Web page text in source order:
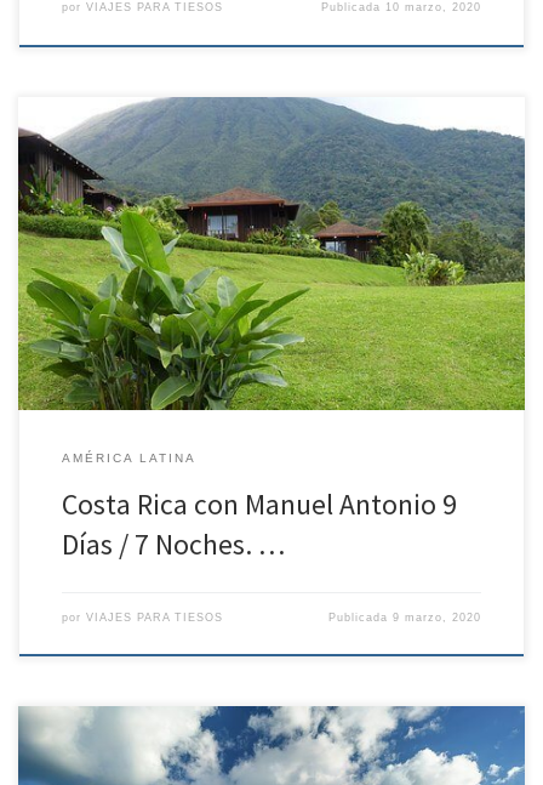
por VIAJES PARA TIESOS Publicada 10 marzo, 2020
Costa Rica con Manuel Antonio 9 Días / 7 Noches *POSIBILIDAD DE
REALIZAR EL CIRCUITO EN COCHE DE ALQUILER* Día 1. Ciudad de
Origen – San José (SA) Salida en vuelo de línea regular con
dirección a San José. Llegada, traslado al hotel. Alojamiento. Día 2.
San Jose – Parque […]
AMÉRICA LATINA
Costa Rica con Manuel Antonio 9
Días / 7 Noches. …
por VIAJES PARA TIESOS Publicada9 marzo, 2020